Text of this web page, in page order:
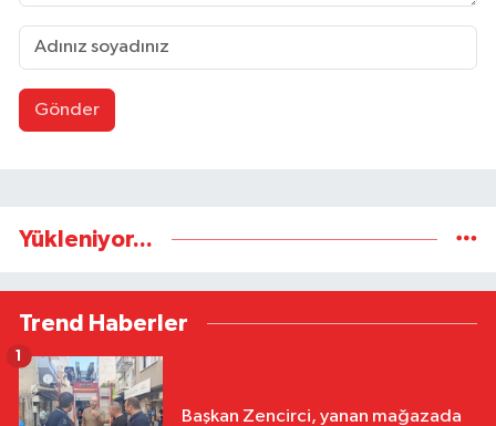
Gönder
Yükleniyor...
Trend Haberler
Başkan Zencirci, yanan mağazada
1